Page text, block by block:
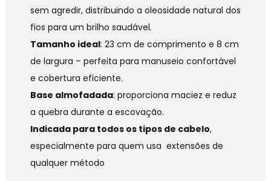
sem agredir, distribuindo a oleosidade natural dos
fios para um brilho saudável.
Tamanho ideal: 23 cm de comprimento e 8 cm
de largura – perfeita para manuseio confortável
e cobertura eficiente.
Base almofadada: proporciona maciez e reduz
a quebra durante a escovação.
Indicada para todos os tipos de cabelo,
especialmente para quem usa extensões de
qualquer método